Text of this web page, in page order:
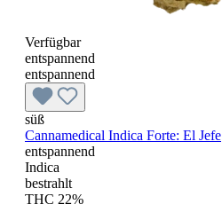
Verfügbar
entspannend
entspannend
süß
Cannamedical Indica Forte: El Jefe
entspannend
Indica
bestrahlt
THC 22%